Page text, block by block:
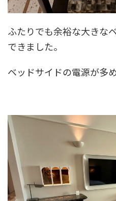
ふたりでも余裕な大きな
できました。
ベッドサイドの電源が多